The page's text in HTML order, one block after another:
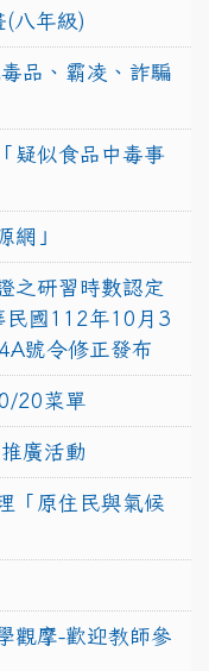
(八年級)
品、霸凌、詐騙
疑似食品中毒事
網」
之研習時數認定
民國112年10月3
號令修正發布
20菜單
廣活動
「原住民與氣候
觀摩-歡迎教師參